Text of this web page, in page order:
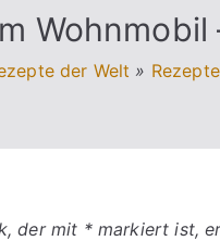
der Welt »
der mit * markiert ist,